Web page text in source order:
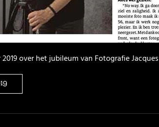
over het jubileum van Fotografie